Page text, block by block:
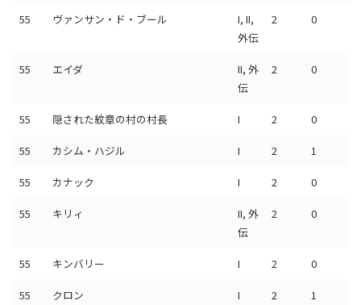
55 ヴァンサン・ド・ブール
I, II,
外伝
2 0
55 エイダ
II, 外
伝
2 0
55 隠された紋章の村の村長 I 2 0
55 カシム・ハジル I 2 1
55 カナック I 2 0
55 キリィ
II, 外
伝
2 0
55 キンバリー I 2 0
55 クロン I 2 1